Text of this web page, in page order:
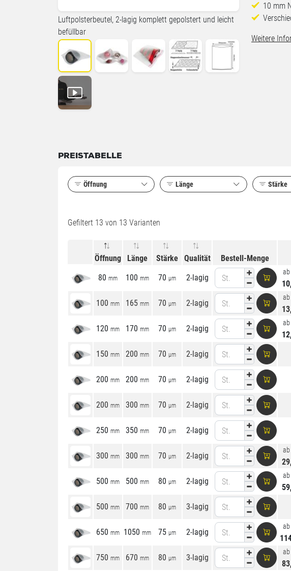
Luftpolsterbeutel, 2-lagig komplett gepolstert und leicht
befüllbar
10 mm
Weitere
PREISTABELLE
Öffnung Länge Stärke
Gefiltert 13 von 13 Varianten
Öffnung Länge Stärke Qualität Bestell-Menge
80 mm 100 mm 70 µm 2-lagig St.
ab
100 mm 165 mm 70 µm 2-lagig St.
ab
120 mm 170 mm 70 µm 2-lagig St.
ab
150 mm 200 mm 70 µm 2-lagig St.
200 mm 200 mm 70 µm 2-lagig St.
200 mm 300 mm 70 µm 2-lagig St.
250 mm 350 mm 70 µm 2-lagig St.
300 mm 300 mm 70 µm 2-lagig St.
ab
500 mm 500 mm 80 µm 2-lagig St.
ab
500 mm 700 mm 80 µm 3-lagig St.
650 mm 1050 mm 75 µm 2-lagig St.
ab
750 mm 670 mm 80 µm 3-lagig St.
ab